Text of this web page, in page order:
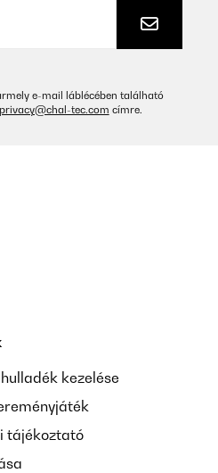
e-mail láblécében található
privacy@chal-tec.com címre.
kezelése
tájékoztató